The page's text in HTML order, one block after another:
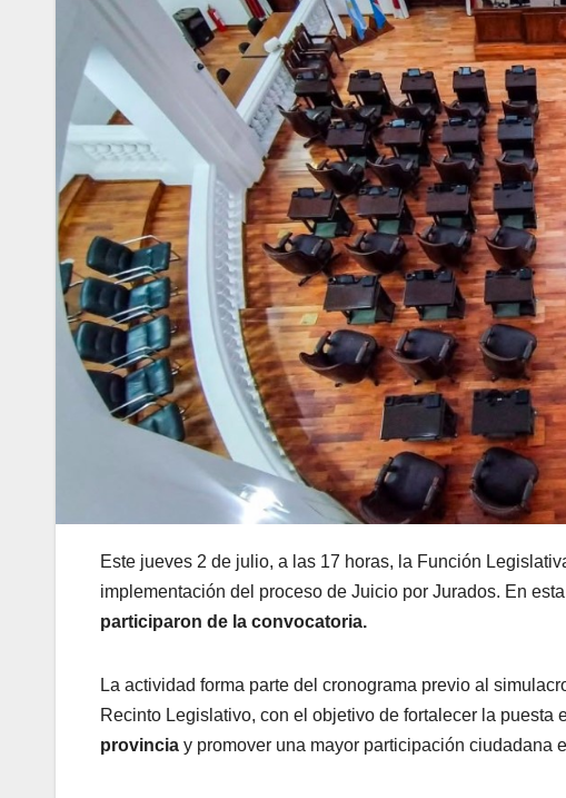
Este jueves 2 de julio, a las 17 horas, la Función
implementación del proceso de Juicio por Jurados. En
participaron de la convocatoria.
La actividad forma parte del cronograma previo al
Recinto Legislativo, con el objetivo de fortalecer la puesta
provincia y promover una mayor participación ciudadana